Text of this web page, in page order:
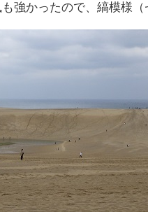
強かったので、縞模様（